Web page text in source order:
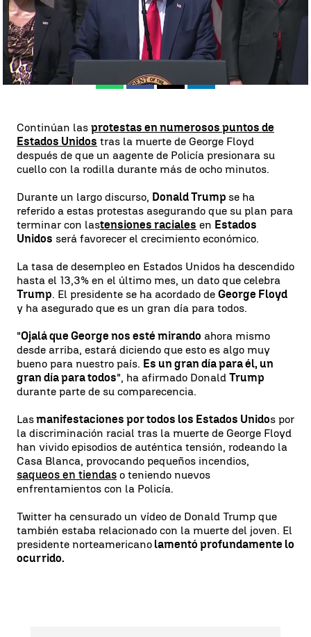
Antena 3 Noticias
Publicado:
05 de junio de 2020, 20:04
Whatsapp
Facebook
X Linkedin
Continúan las protestas en numerosos puntos de
Estados Unidos tras la muerte de George Floyd
después de que un aagente de Policía presionara su
cuello con la rodilla durante más de ocho minutos.
Durante un largo discurso, Donald Trump se ha
referido a estas protestas asegurando que su plan para
terminar con lastensiones raciales en Estados
Unidos será favorecer el crecimiento económico.
La tasa de desempleo en Estados Unidos ha descendido
hasta el 13,3% en el último mes, un dato que celebra
Trump. El presidente se ha acordado de George Floyd
y ha asegurado que es un gran día para todos.
"Ojalá que George nos esté mirando ahora mismo
desde arriba, estará diciendo que esto es algo muy
bueno para nuestro país. Es un gran día para él, un
gran día para todos", ha afirmado Donald Trump
durante parte de su comparecencia.
Lasmanifestaciones por todos los Estados Unidos por
la discriminación racial tras la muerte de George Floyd
han vivido episodios de auténtica tensión, rodeando la
Casa Blanca, provocando pequeños incendios,
saqueos en tiendas o teniendo nuevos
enfrentamientos con la Policía.
Twitter ha censurado un vídeo de Donald Trump que
también estaba relacionado con la muerte del joven. El
presidente norteamericano lamentó profundamente lo
ocurrido.